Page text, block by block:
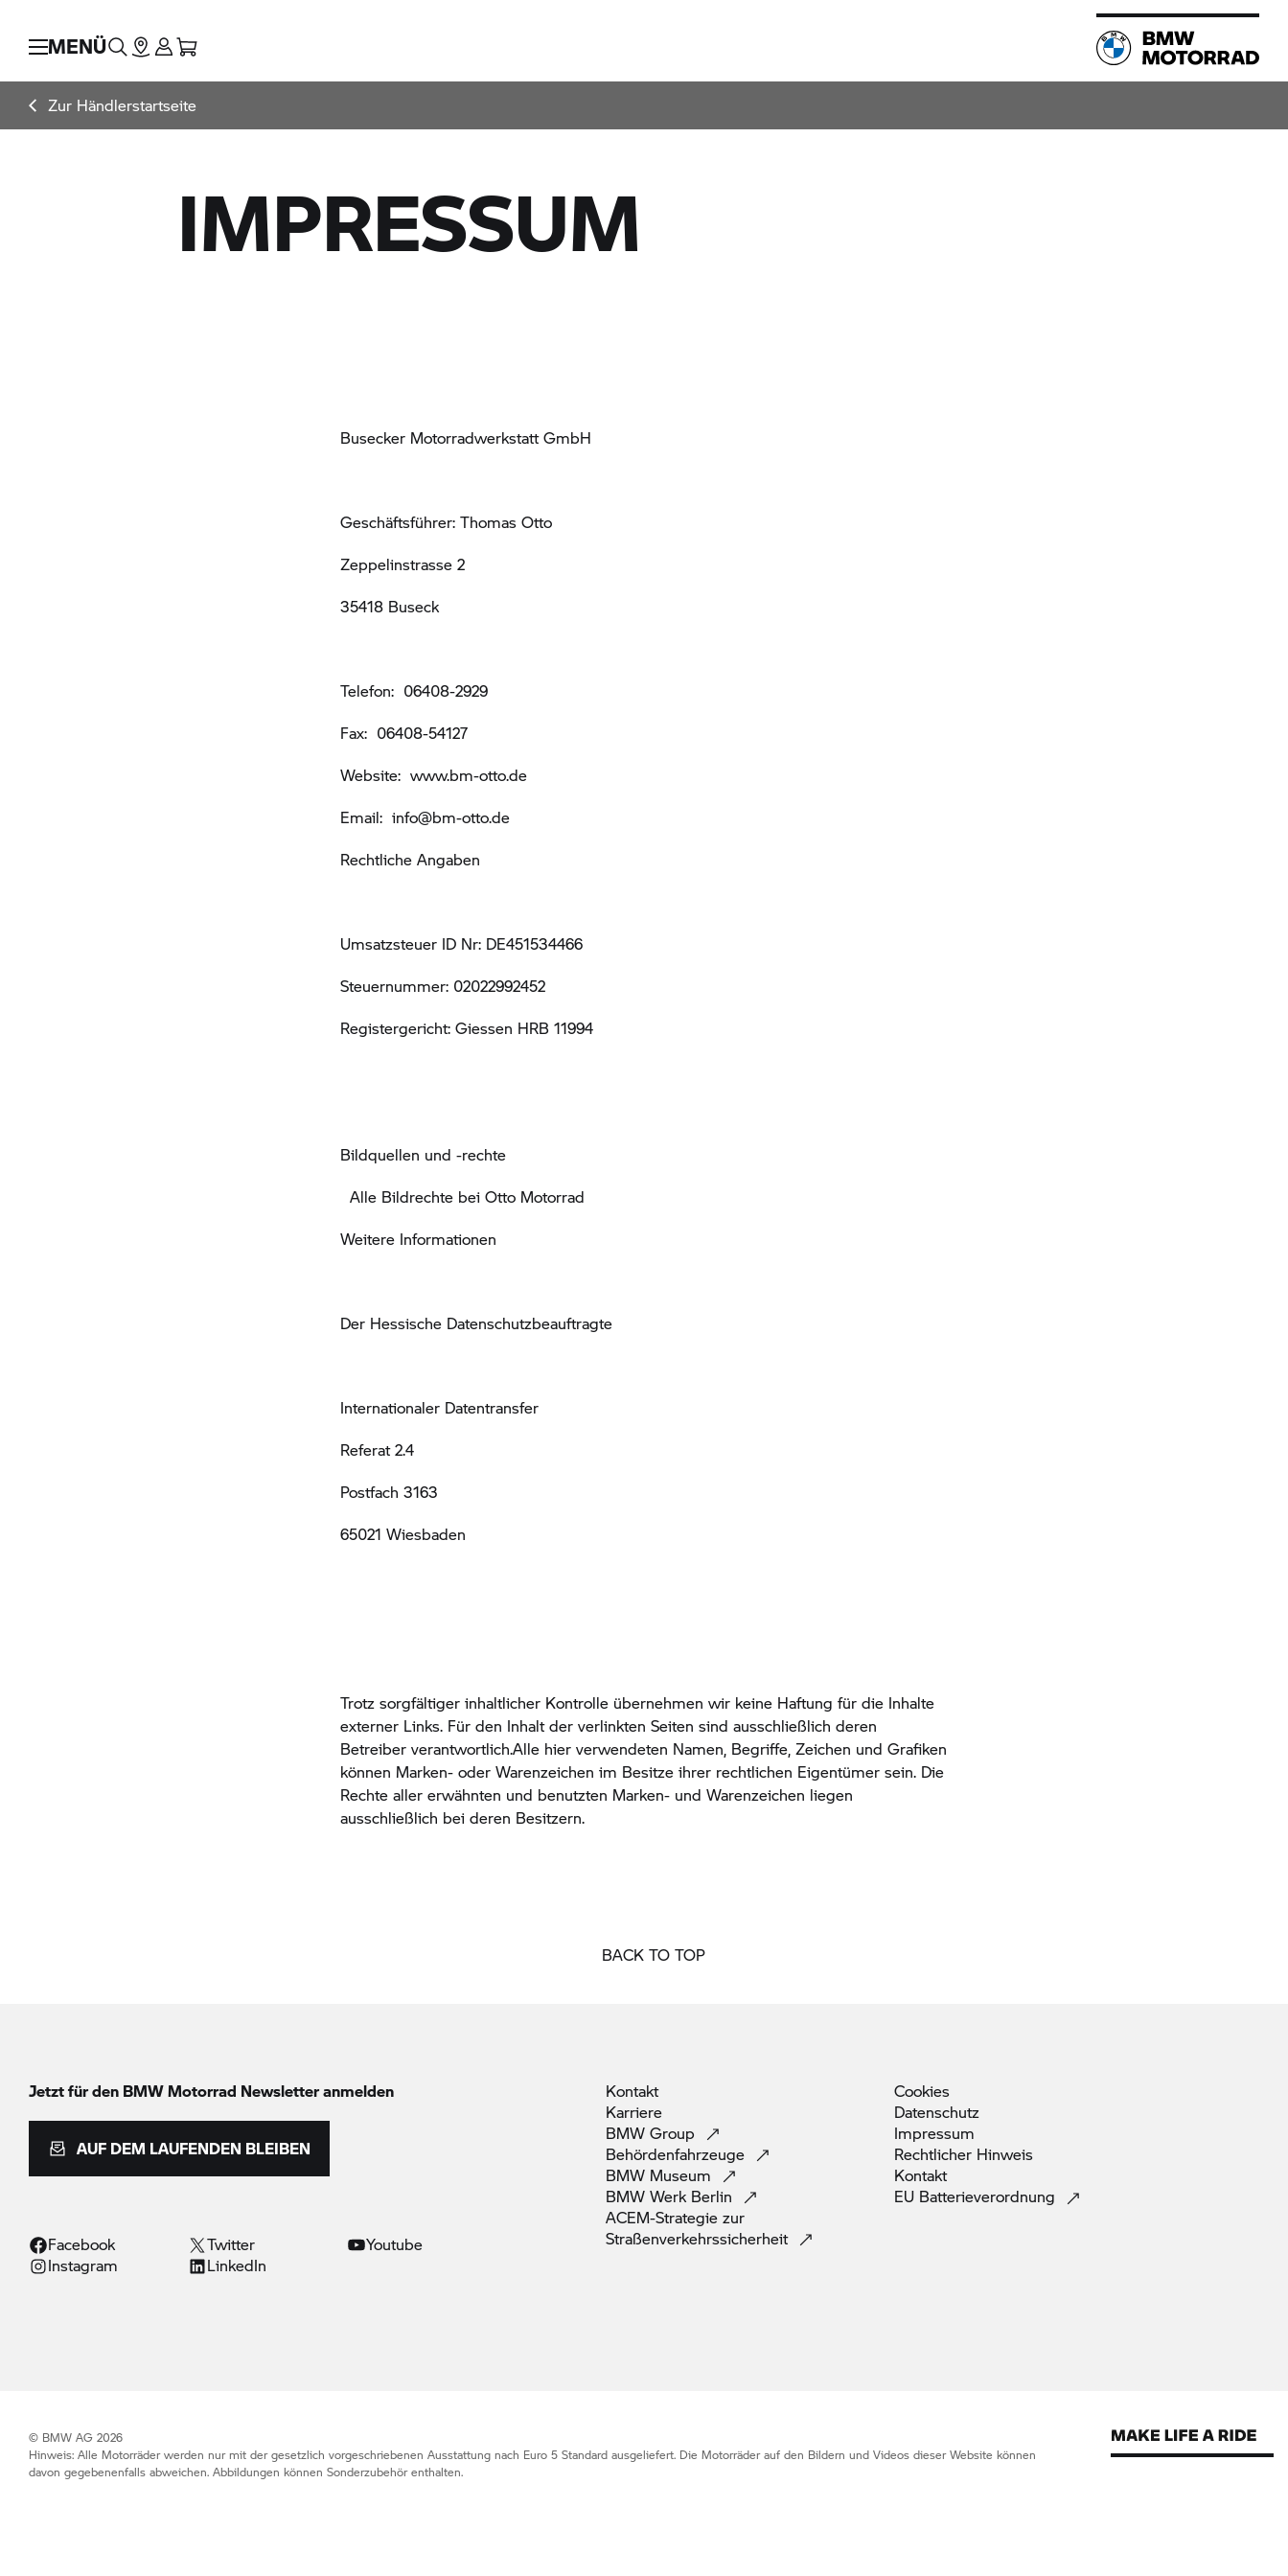
MENÜ
Zur Händlerstartseite
IMPRESSUM
Busecker Motorradwerkstatt GmbH
Geschäftsführer: Thomas Otto
Zeppelinstrasse 2
35418 Buseck
Telefon: 06408-2929
Fax: 06408-54127
Website: www.bm-otto.de
Email: info@bm-otto.de
Rechtliche Angaben
Umsatzsteuer ID Nr: DE451534466
Steuernummer: 02022992452
Registergericht: Giessen HRB 11994
Bildquellen und -rechte
Alle Bildrechte bei Otto Motorrad
Weitere Informationen
Der Hessische Datenschutzbeauftragte
Internationaler Datentransfer
Referat 2.4
Postfach 3163
65021 Wiesbaden
Trotz sorgfältiger inhaltlicher Kontrolle übernehmen wir keine Haftung für die Inhalte
externer Links. Für den Inhalt der verlinkten Seiten sind ausschließlich deren
Betreiber verantwortlich.Alle hier verwendeten Namen, Begriffe, Zeichen und Grafiken
können Marken- oder Warenzeichen im Besitze ihrer rechtlichen Eigentümer sein. Die
Rechte aller erwähnten und benutzten Marken- und Warenzeichen liegen
ausschließlich bei deren Besitzern.
BACK TO TOP
Jetzt für den BMW Motorrad Newsletter anmelden
AUF DEM LAUFENDEN BLEIBEN
Facebook Twitter
Youtube
Instagram
LinkedIn
Kontakt
Karriere
BMW Group
Behördenfahrzeuge
BMW Museum
BMW Werk Berlin
ACEM-Strategie zur
Straßenverkehrssicherheit
Cookies
Datenschutz
Impressum
Rechtlicher Hinweis
Kontakt
EU Batterieverordnung
© BMW AG 2026
Hinweis: Alle Motorräder werden nur mit der gesetzlich vorgeschriebenen Ausstattung nach Euro 5 Standard ausgeliefert. Die Motorräder auf den Bildern und Videos dieser Website können
davon gegebenenfalls abweichen. Abbildungen können Sonderzubehör enthalten.